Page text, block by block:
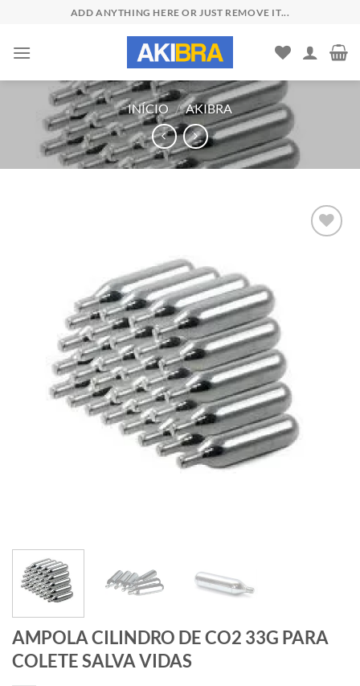
content
ADD ANYTHING HERE OR JUST REMOVE IT...
INÍCIO / AKIBRA
AMPOLA CILINDRO DE CO2 33G PARA
COLETE SALVA VIDAS